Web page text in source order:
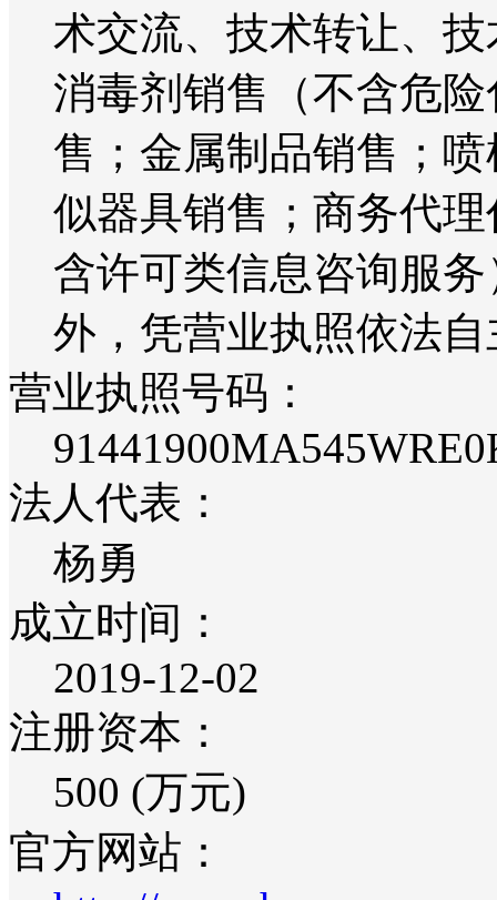
术交流、技术转让、
消毒剂销售（不含危
售；金属制品销售；
似器具销售；商务代
含许可类信息咨询服
外，凭营业执照依法
营业执照号码：
法人代表：
杨勇
成立时间：
2019-12-02
注册资本：
500 (万元)
官方网站：